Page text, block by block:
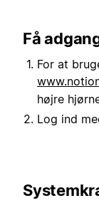
Få
For at
højre
Log ind